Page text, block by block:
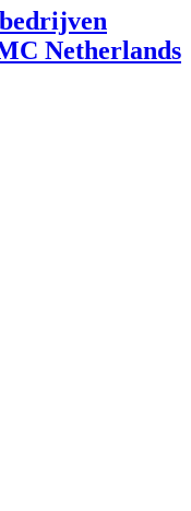
Netherlands